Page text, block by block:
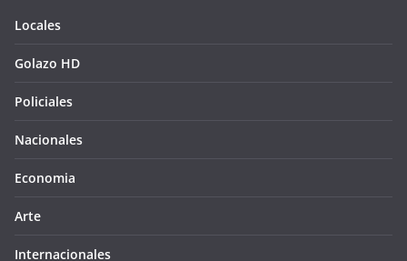
Locales
Golazo HD
Policiales
Nacionales
Economia
Arte
Internacionales